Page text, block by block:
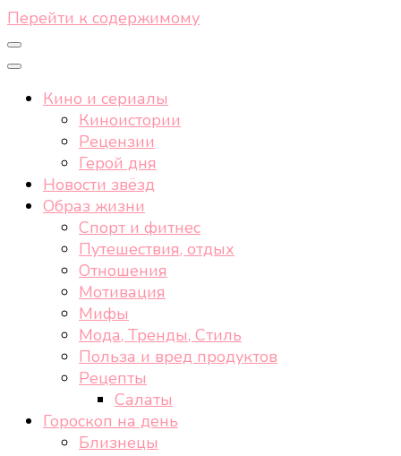
Перейти к содержимому
Кино и сериалы
Киноистории
Рецензии
Герой дня
Новости звёзд
Образ жизни
Спорт и фитнес
Путешествия, отдых
Отношения
Мотивация
Мифы
Мода, Тренды, Стиль
Польза и вред продуктов
Рецепты
Салаты
Гороскоп на день
Близнецы